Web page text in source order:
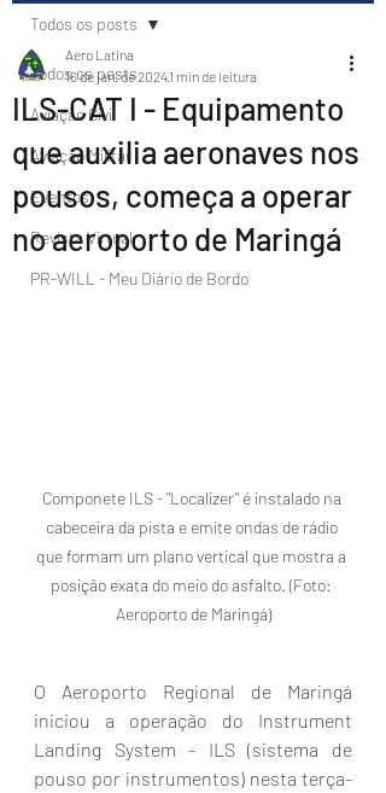
Todos os posts
Aviação Civil
Aviação Militar
Eventos
Revista Virtual
PR-WILL - Meu Diário de Bordo
Todos os posts
ILS-CAT I - Equipamento
que auxilia aeronaves nos
pousos, começa a operar
no aeroporto de Maringá
Aero Latina
16 de jan. de 20241 min de leitura
Componete ILS - "Localizer" é instalado na
cabeceira da pista e emite ondas de rádio
que formam um plano vertical que mostra a
posição exata do meio do asfalto. (Foto:
Aeroporto de Maringá)
O Aeroporto Regional de Maringá
iniciou a operação do Instrument
Landing System - ILS (sistema de
pouso por instrumentos) nesta terça-